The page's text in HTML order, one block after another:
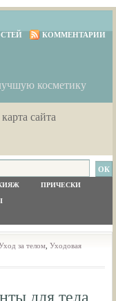
КОММЕНТАРИИ
косметику
карта сайта
ПРИЧЕСКИ
за телом Уходовая
для тела